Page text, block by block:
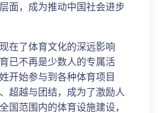
面，成为推动中国社会进步
在了体育文化的深远影响
已不再是少数人的专属活
开始参与到各种体育项目
超越与团结，成为了激励人
国范围内的体育设施建设，